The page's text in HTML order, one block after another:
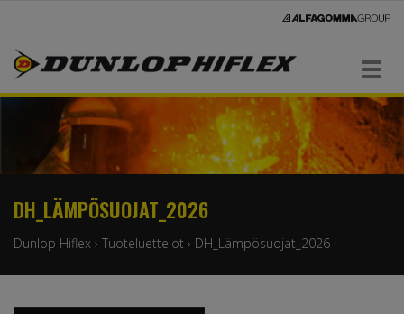
Navigaatio
DH_LÄMPÖSUOJAT_2026
Dunlop Hiflex › Tuoteluettelot › DH_Lämpösuojat_2026